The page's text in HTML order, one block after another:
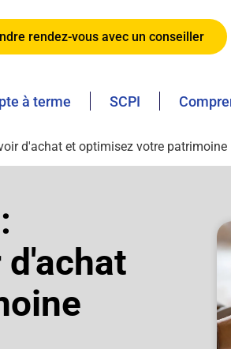
rendez-vous avec un conseiller
à terme SCPI
d'achat et optimisez votre patrimoine